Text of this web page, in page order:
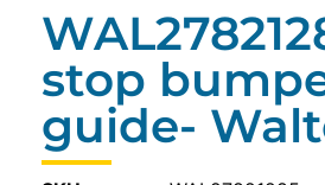
stop
guide-